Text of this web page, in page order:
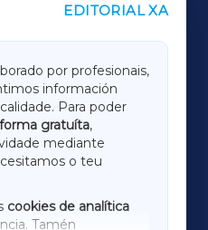
EDITORIAL XA
por profesionais,
información
Para poder
gratuíta,
mediante
o teu
cookies de analítica
Tamén